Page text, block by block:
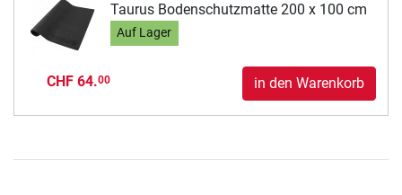
Taurus Bodenschutzmatte 200 x 100 cm
Auf Lager
CHF 64.00 in den Warenkorb